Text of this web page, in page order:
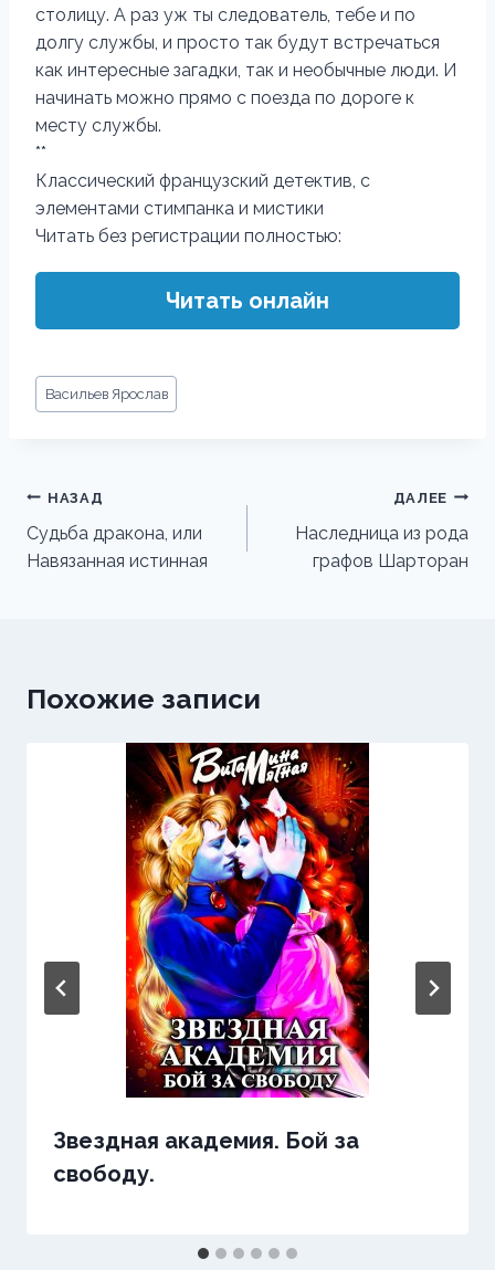
столицу. А раз уж ты следователь, тебе и по
долгу службы, и просто так будут встречаться
как интересные загадки, так и необычные люди. И
начинать можно прямо с поезда по дороге к
месту службы.
**
Классический французский детектив, с
элементами стимпанка и мистики
Читать без регистрации полностью:
Читать онлайн
Метки
записи:
Васильев Ярослав
Навигация
по
записям
НАЗАД
Судьба дракона, или
Навязанная истинная
ДАЛЕЕ
Наследница из рода
графов Шарторан
Похожие записи
Звездная академия. Бой за
свободу.